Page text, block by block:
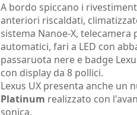
A bordo spiccano i
anteriori riscaldati,
sistema Nanoe-X,
automatici, fari a LED con
passaruota nere e badge
con display da 8 pollici.
Lexus UX presenta anche un
Platinum realizzato con
sonica.